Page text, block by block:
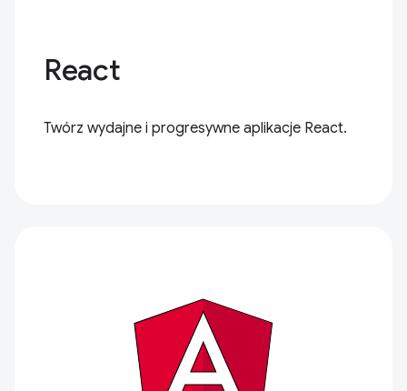
React
Twórz wydajne i progresywne aplikacje React.